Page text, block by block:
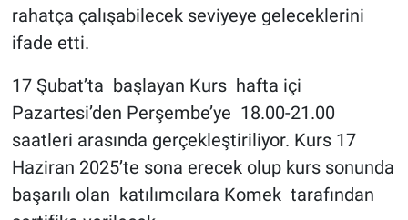
rahatça çalışabilecek seviyeye geleceklerini
ifade etti.
17 Şubat’ta başlayan Kurs hafta içi
Pazartesi’den Perşembe’ye 18.00-21.00
saatleri arasında gerçekleştiriliyor. Kurs 17
Haziran 2025’te sona erecek olup kurs sonunda
başarılı olan katılımcılara Komek tarafından